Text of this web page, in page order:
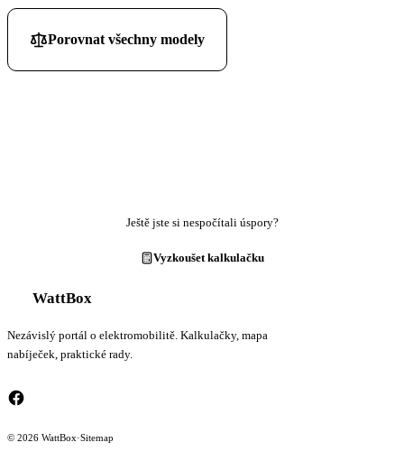
Porovnat všechny modely
Ještě jste si nespočítali úspory?
Vyzkoušet kalkulačku
WattBox
Nezávislý portál o elektromobilitě. Kalkulačky, mapa
nabíječek, praktické rady.
© 2026 WattBox·Sitemap